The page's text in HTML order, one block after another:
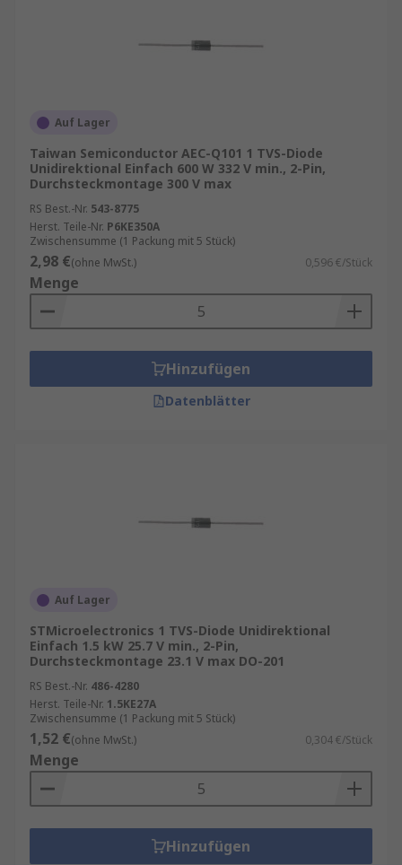
Auf Lager
Taiwan Semiconductor AEC-Q101 1 TVS-Diode
Unidirektional Einfach 600 W 332 V min., 2-Pin,
Durchsteckmontage 300 V max
RS Best.-Nr. 543-8775
Herst. Teile-Nr. P6KE350A
Zwischensumme (1 Packung mit 5 Stück)
2,98 €(ohne MwSt.) 0,596 €/Stück
Menge
Hinzufügen
Datenblätter
Auf Lager
STMicroelectronics 1 TVS-Diode Unidirektional
Einfach 1.5 kW 25.7 V min., 2-Pin,
Durchsteckmontage 23.1 V max DO-201
RS Best.-Nr. 486-4280
Herst. Teile-Nr. 1.5KE27A
Zwischensumme (1 Packung mit 5 Stück)
1,52 €(ohne MwSt.) 0,304 €/Stück
Menge
Hinzufügen